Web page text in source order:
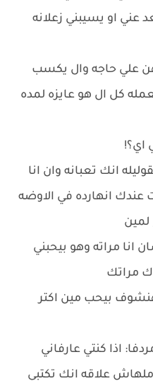
او يسيبني زعلانه
علي حاجه وال يكسب
1000 جنيه ويعمله كل ال هو عايزه لمده
اي؟!
انك تعبانه وان انا
عندك انهارده في الاوضه
لمين
انا مراته وهو بيحبني
مراتك
بيحب مين اكتر
اذا كنتي عارفاني
علاقه انك تكتبي